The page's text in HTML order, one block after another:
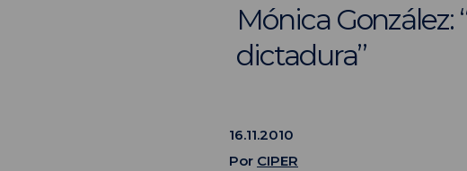
Mónica
dictadura”
16.11.2010
Por CIPER